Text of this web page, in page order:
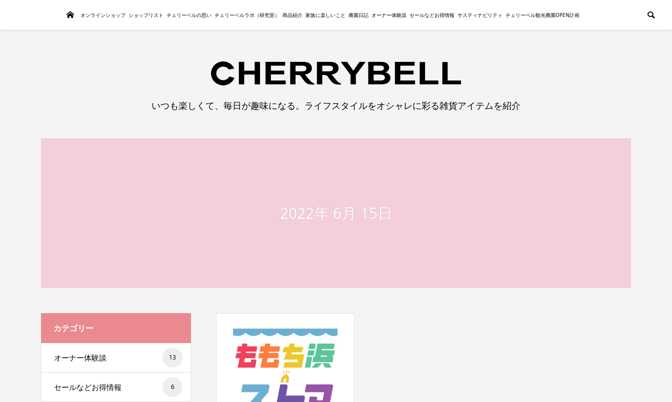
トップページオンラインショップ ショップリスト チェリーベルの思い チェリーベルラボ（研究室） 商品紹介 家族に楽しいこと 農園日記 オーナー体験談 セールなどお得情報 サスティナビリティ チェリーベル観光農園OPEN計画
いつも楽しくて、毎日が趣味になる。ライフスタイルをオシャレに彩る雑貨アイテムを紹介
2022年 6月 15日
カテゴリー
オーナー体験談 13
セールなどお得情報 6